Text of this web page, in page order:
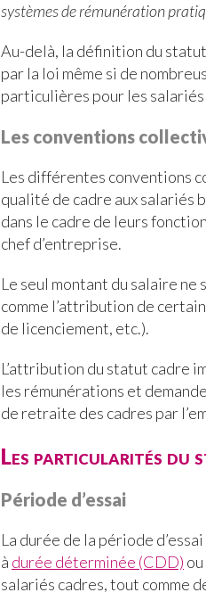
systèmes de rémunération
Au-delà, la définition du
par la loi même si de
particulières pour les salariés
Les conventions
Les différentes conventions
qualité de cadre aux salariés
dans le cadre de leurs
chef d’entreprise.
Le seul montant du salaire
comme l’attribution de
de licenciement, etc.).
L’attribution du statut cadre
les rémunérations et
de retraite des cadres par
Les particularités du
Période d’essai
La durée de la période
à durée déterminée (CDD) ou
salariés cadres, tout comme